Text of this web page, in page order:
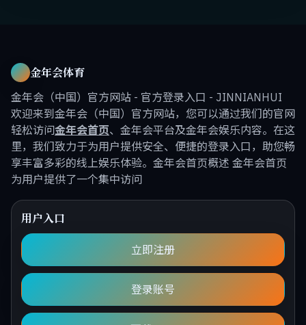
金年会体育
金年会（中国）官方网站 - 官方登录入口 - JINNIANHUI
欢迎来到金年会（中国）官方网站，您可以通过我们的官网
轻松访问金年会首页、金年会平台及金年会娱乐内容。在这
里，我们致力于为用户提供安全、便捷的登录入口，助您畅
享丰富多彩的线上娱乐体验。金年会首页概述 金年会首页
为用户提供了一个集中访问
用户入口
立即注册
登录账号